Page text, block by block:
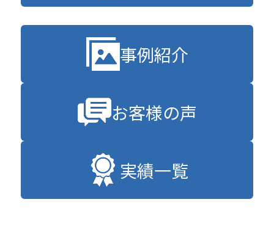
事例紹介
お客様の声
実績一覧